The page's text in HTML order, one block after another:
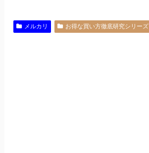
メルカリ お得な買い方徹底研究シリーズ